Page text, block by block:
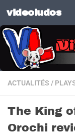
Skip to content
videoludos
ACTUALITÉS /
The King
Orochi